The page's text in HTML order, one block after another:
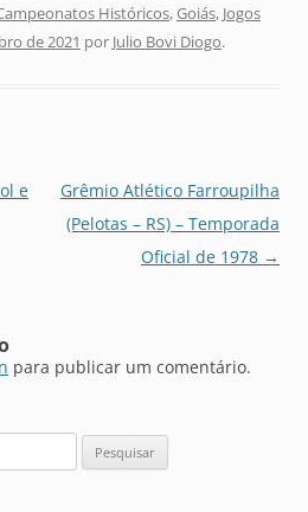
Históricos,Goiás, Jogos
de 2021 por Julio Bovi Diogo.
e
Grêmio Atlético Farroupilha
(Pelotas – RS) – Temporada
Oficial de 1978 →
para publicar um comentário.